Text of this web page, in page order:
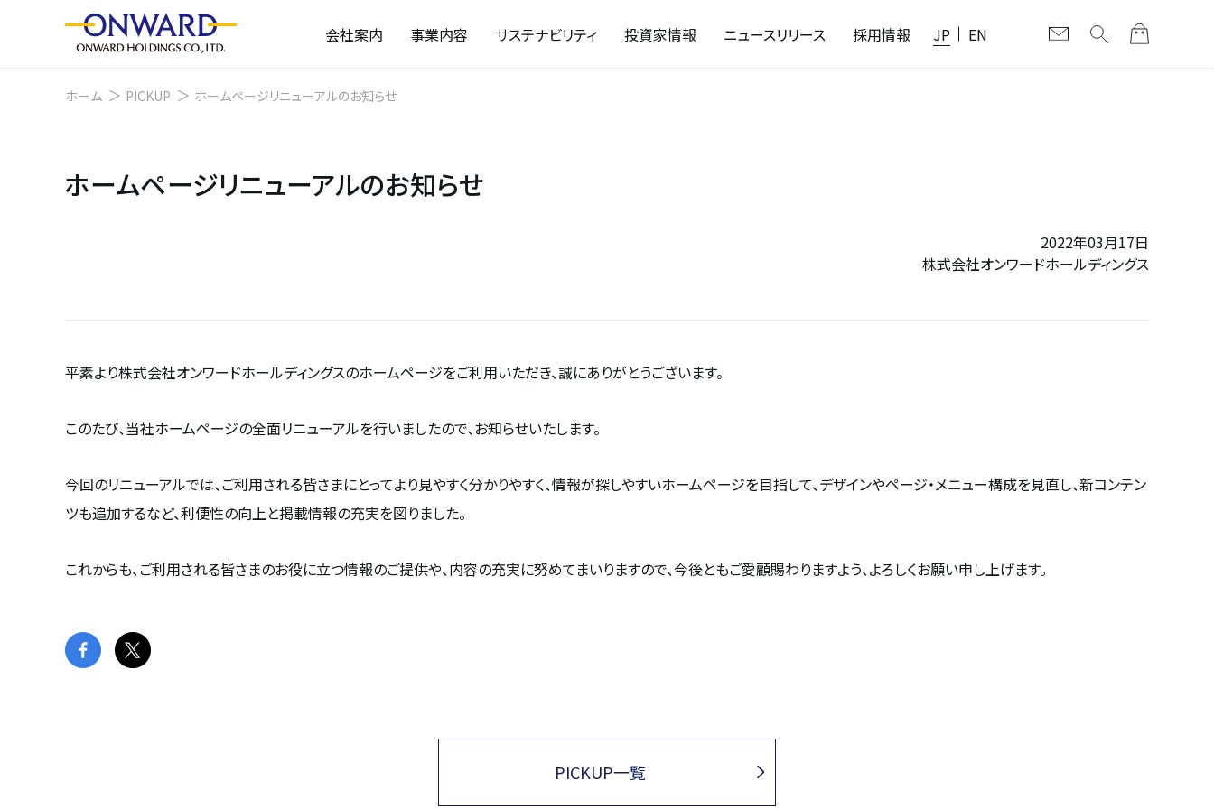
JP EN
会社案内 事業内容 サステナビリティ 投資家情報 ニュースリリース 採用情報
ホーム PICKUP ホームページリニューアルのお知らせ
ホームページリニューアルのお知らせ
2022年03月17日
株式会社オンワードホールディングス
平素より株式会社オンワードホールディングスのホームページをご利用いただき、誠にありがとうございます。
このたび、当社ホームページの全面リニューアルを行いましたので、お知らせいたします。
今回のリニューアルでは、ご利用される皆さまにとってより見やすく分かりやすく、情報が探しやすいホームページを目指して、デザインやページ・メニュー構成を見直し、新コンテン
ツも追加するなど、利便性の向上と掲載情報の充実を図りました。
これからも、ご利用される皆さまのお役に立つ情報のご提供や、内容の充実に努めてまいりますので、今後ともご愛顧賜わりますよう、よろしくお願い申し上げます。
PICKUP一覧